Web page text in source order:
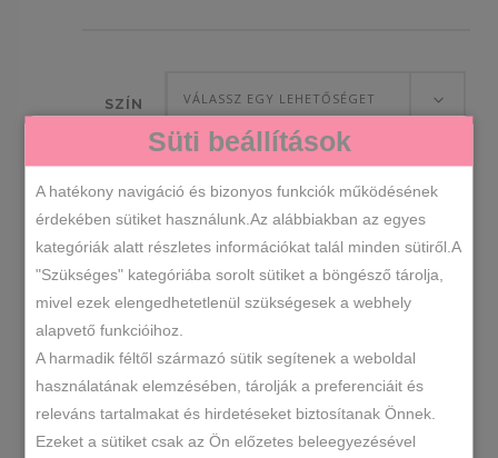
SZÍN VÁLASSZ EGY LEHETŐSÉGET
MÉRETE
VÁLASSZ EGY LEHETŐSÉGET
Slip
on
több
színben
mennyiség
KOSÁRBA TESZEM
SKU B1009
KATEGÓRIÁK Műbőr,Női cipők
Süti beállítások
A hatékony navigáció és bizonyos funkciók működésének
érdekében sütiket használunk.Az alábbiakban az egyes
kategóriák alatt részletes információkat talál minden sütiről.A
"Szükséges" kategóriába sorolt sütiket a böngésző tárolja,
mivel ezek elengedhetetlenül szükségesek a webhely
alapvető funkcióihoz.
A harmadik féltől származó sütik segítenek a weboldal
használatának elemzésében, tárolják a preferenciáit és
releváns tartalmakat és hirdetéseket biztosítanak Önnek.
Ezeket a sütiket csak az Ön előzetes beleegyezésével